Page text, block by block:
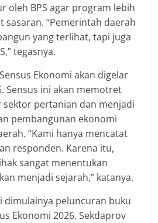
oleh BPS agar program lebih
sasaran. “Pemerintah daerah
yang terlihat, tapi juga
tegasnya.
Ekonomi akan digelar
Sensus ini akan memotret
sektor pertanian dan menjadi
pembangunan ekonomi
“Kami hanya mencatat
responden. Karena itu,
sangat menentukan
menjadi sejarah,” katanya.
dimulainya peluncuran buku
Ekonomi 2026, Sekdaprov